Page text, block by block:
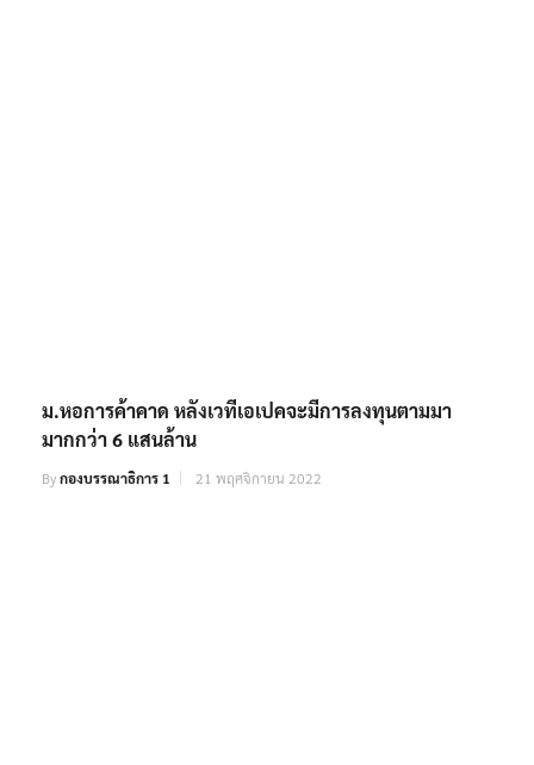
ม.หอการค้าคาด หลังเวทีเอเปคจะมีการลงทุนตามมา
มากกว่า 6 แสนล้าน
Byกองบรรณาธิการ 1 21 พฤศจิกายน 2022